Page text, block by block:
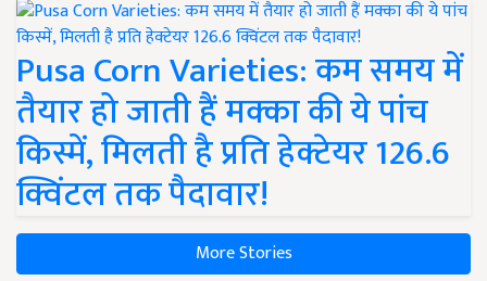
Pusa Corn Varieties: कम समय में
तैयार हो जाती हैं मक्का की ये पांच
किस्में, मिलती है प्रति हेक्टेयर 126.6
क्विंटल तक पैदावार!
More Stories